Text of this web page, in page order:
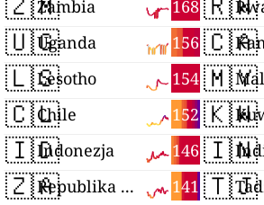
168
Zambia
🇺🇬 156
Uganda
🇱🇸 154
Lesotho
🇨🇱 152
Chile
🇮🇩 146
Indonezja
🇿🇦 141
Republika Południowej Afryki
🇨🇦
🇲🇾
🇰🇼
🇮🇳
🇹🇯